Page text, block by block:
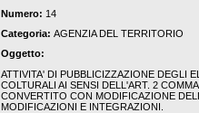
Numero: 14
Categoria: AGENZIA DEL TERRITORIO
Oggetto:
ATTIVITA' DI PUBBLICIZZAZIONE DEGLI
COLTURALI AI SENSI DELL'ART. 2
CONVERTITO CON MODIFICAZIONE
MODIFICAZIONI E INTEGRAZIONI.